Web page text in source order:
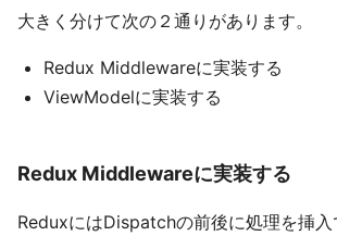
大きく分けて次の２通りがあります。
Redux Middlewareに実装する
ViewModelに実装する
Redux Middlewareに実装する
ReduxにはDispatchの前後に処理を挿入